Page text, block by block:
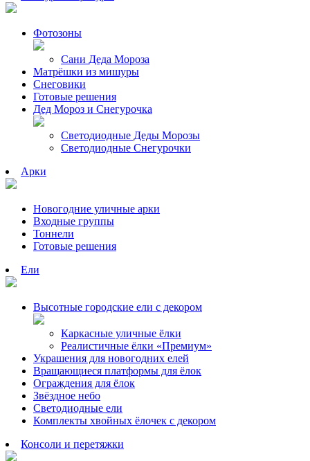
Фотозоны
Сани Деда Мороза
Матрёшки из мишуры
Снеговики
Готовые решения
Дед Мороз и Снегурочка
Светодиодные Деды Морозы
Светодиодные Снегурочки
Арки
Новогодние уличные арки
Входные группы
Тоннели
Готовые решения
Ели
Высотные городские ели с декором
Каркасные уличные ёлки
Реалистичные ёлки «Премиум»
Украшения для новогодних елей
Вращающиеся платформы для ёлок
Ограждения для ёлок
Звёздное небо
Светодиодные ели
Комплекты хвойных ёлочек с декором
Консоли и перетяжки